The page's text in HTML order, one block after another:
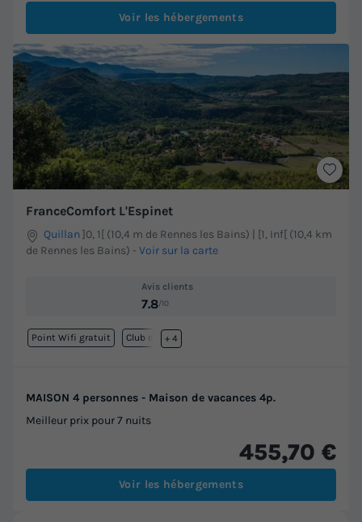
Voir les hébergements
FranceComfort L'Espinet
Quillan ]0, 1[ (10,4 m de Rennes les Bains) | [1, Inf[ (10,4 km
de Rennes les Bains) - Voir sur la carte
Avis clients
7.8/10
Point Wifi gratuit Club enfant
+ 4
MAISON 4 personnes - Maison de vacances 4p.
Meilleur prix pour 7 nuits
455,70 €
Voir les hébergements